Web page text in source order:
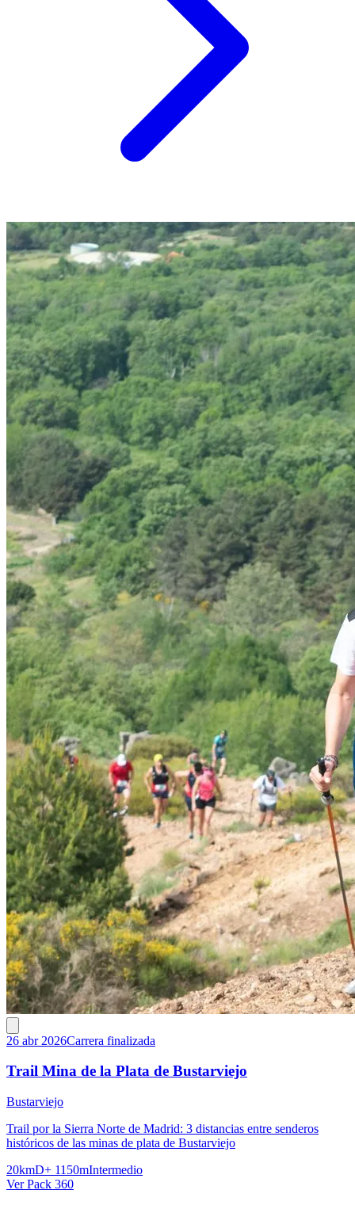
26 abr 2026Carrera finalizada
Trail Mina de la Plata de Bustarviejo
Bustarviejo
Trail por la Sierra Norte de Madrid: 3 distancias entre senderos
históricos de las minas de plata de Bustarviejo
20kmD+ 1150mIntermedio
Ver Pack 360